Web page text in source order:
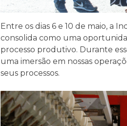
Entre os dias 6 e 10 de maio, a
consolida como uma
processo produtivo. Durante
uma imersão em nossas
seus processos.